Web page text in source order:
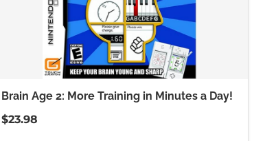
Brain Age 2: More Training in Minutes a Day!
$23.98